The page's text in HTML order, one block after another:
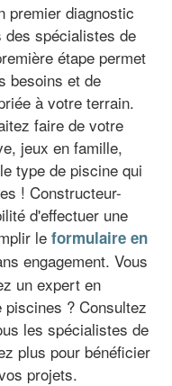
premier diagnostic
spécialistes de
étape permet
besoins et de
à votre terrain.
faire de votre
jeux en famille,
type de piscine qui
! Constructeur-
d'effectuer une
le formulaire en
engagement. Vous
un expert en
? Consultez
les spécialistes de
plus pour bénéficier
projets.